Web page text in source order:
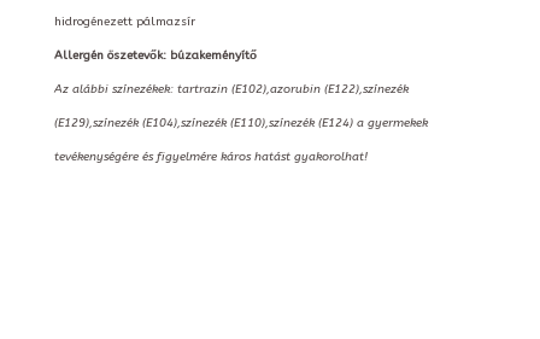
hidrogénezett pálmazsír
Allergén öszetevők: búzakeményítő
Az alábbi színezékek: tartrazin (E102),azorubin (E122),színezék
(E129),színezék (E104),színezék (E110),színezék (E124) a gyermekek
tevékenységére és figyelmére káros hatást gyakorolhat!